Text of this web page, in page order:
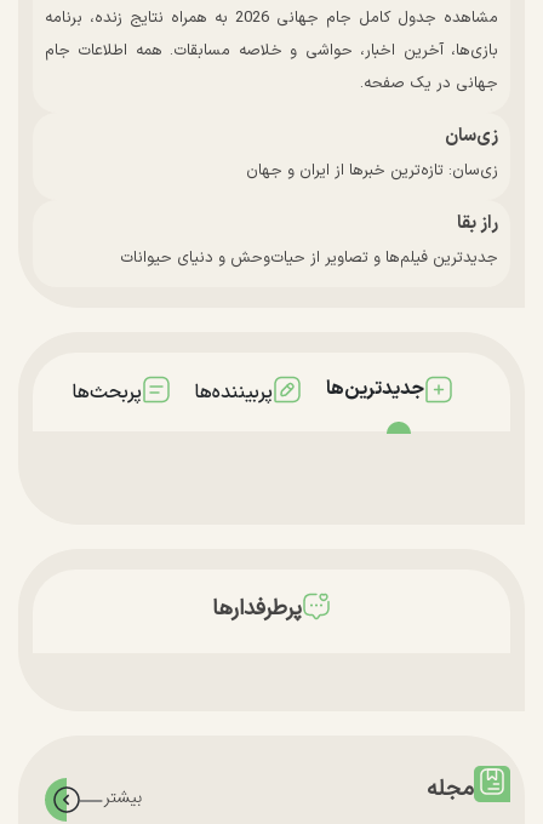
مشاهده جدول کامل جام جهانی 2026 به همراه نتایج زنده، برنامه
بازی‌ها، آخرین اخبار، حواشی و خلاصه مسابقات. همه اطلاعات جام
جهانی در یک صفحه.
زی‌سان
زی‌سان: تازه‌ترین خبرها از ایران و جهان
راز بقا
جدیدترین فیلم‌ها و تصاویر از حیات‌وحش و دنیای حیوانات
جدیدترین‌ها پربیننده‌ها پربحث‌ها
پرطرفدارها
مجله